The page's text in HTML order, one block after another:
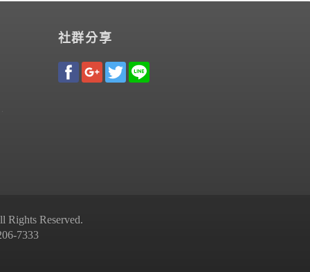
社群分享
Reserved.
7333